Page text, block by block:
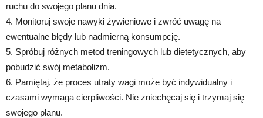
ruchu do swojego planu dnia.
4. Monitoruj swoje nawyki żywieniowe i zwróć uwagę na
ewentualne błędy lub nadmierną konsumpcję.
5. Spróbuj różnych metod treningowych lub dietetycznych, aby
pobudzić swój metabolizm.
6. Pamiętaj, że proces utraty wagi może być indywidualny i
czasami wymaga cierpliwości. Nie zniechęcaj się i trzymaj się
swojego planu.